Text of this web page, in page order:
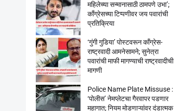
महिलेच्या सन्मानासाठी ठामपणे उभा’;
काँग्रेसच्या टिप्पणीवर जय पवारांची
प्रतिक्रिया
‘गुंगी गुडिया’ पोस्टवरून काँग्रेस-
राष्ट्रवादी आमनेसामने; सुनेत्रा
पवारांची माफी मागण्याची राष्ट्रवादीची
मागणी
Police Name Plate Missuse :
‘पोलीस’ नेमप्लेटचा गैरवापर पडणार
महागात; नियम मोडणाऱ्यांवर दंडात्मक